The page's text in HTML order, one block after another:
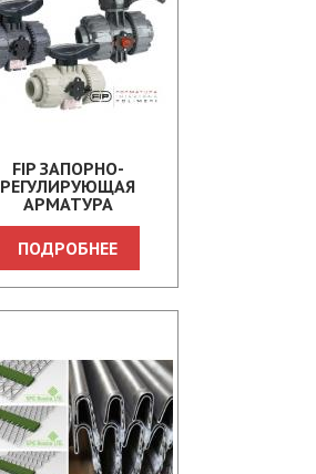
FIP ЗАПОРНО-
РЕГУЛИРУЮЩАЯ
АРМАТУРА
ПОДРОБНЕЕ